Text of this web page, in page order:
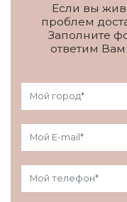
Если вы
проблем
Заполните
ответим